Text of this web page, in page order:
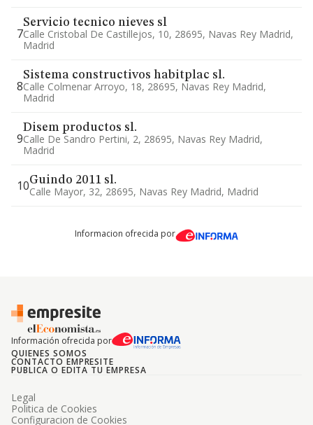
7
Servicio tecnico nieves sl
Calle Cristobal De Castillejos, 10, 28695, Navas Rey Madrid,
Madrid
8
Sistema constructivos habitplac sl.
Calle Colmenar Arroyo, 18, 28695, Navas Rey Madrid,
Madrid
9
Disem productos sl.
Calle De Sandro Pertini, 2, 28695, Navas Rey Madrid,
Madrid
10Guindo 2011 sl.
Calle Mayor, 32, 28695, Navas Rey Madrid, Madrid
Informacion ofrecida por
Información ofrecida por
QUIENES SOMOS
CONTACTO EMPRESITE
PUBLICA O EDITA TU EMPRESA
Legal
Politica de Cookies
Configuracion de Cookies